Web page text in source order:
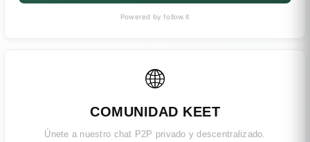
Powered by follow.it
🌐
COMUNIDAD KEET
Únete a nuestro chat P2P privado y descentralizado.